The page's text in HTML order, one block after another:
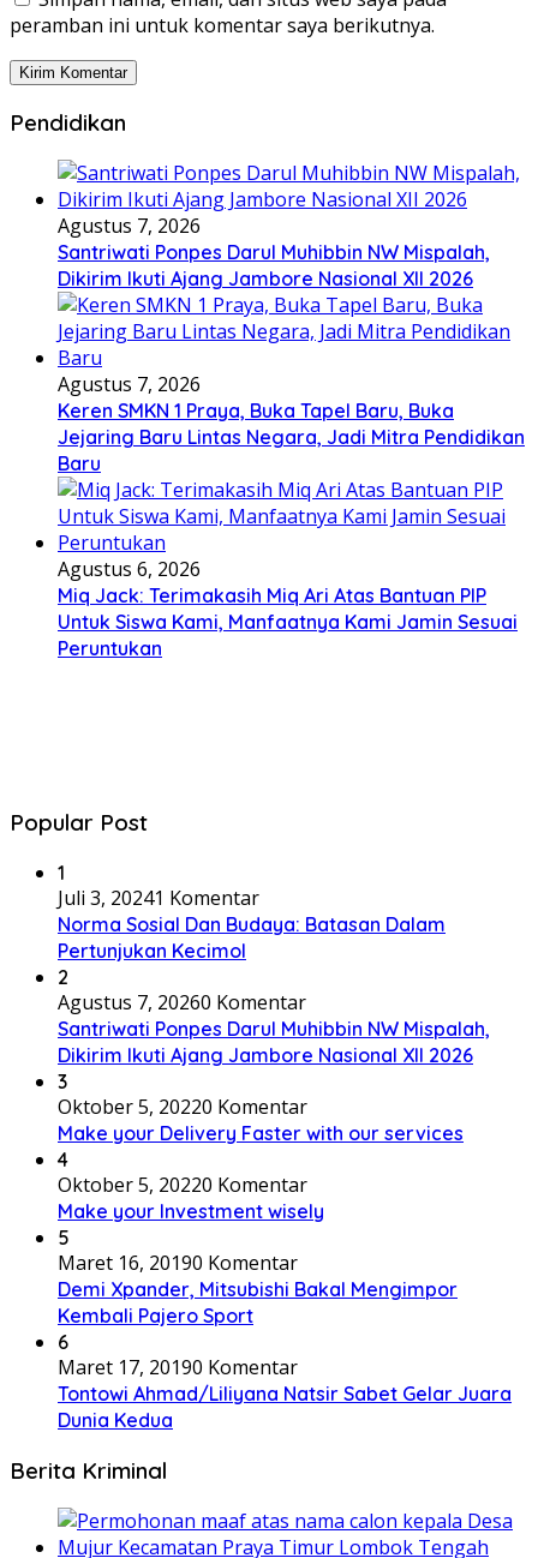
peramban ini untuk komentar saya berikutnya.
Pendidikan
Agustus 7, 2026
Santriwati Ponpes Darul Muhibbin NW Mispalah,
Dikirim Ikuti Ajang Jambore Nasional XII 2026
Agustus 7, 2026
Keren SMKN 1 Praya, Buka Tapel Baru, Buka
Jejaring Baru Lintas Negara, Jadi Mitra Pendidikan
Baru
Agustus 6, 2026
Miq Jack: Terimakasih Miq Ari Atas Bantuan PIP
Untuk Siswa Kami, Manfaatnya Kami Jamin Sesuai
Peruntukan
Popular Post
1
Juli 3, 20241 Komentar
Norma Sosial Dan Budaya: Batasan Dalam
Pertunjukan Kecimol
2
Agustus 7, 20260 Komentar
Santriwati Ponpes Darul Muhibbin NW Mispalah,
Dikirim Ikuti Ajang Jambore Nasional XII 2026
3
Oktober 5, 20220 Komentar
Make your Delivery Faster with our services
4
Oktober 5, 20220 Komentar
Make your Investment wisely
5
Maret 16, 20190 Komentar
Demi Xpander, Mitsubishi Bakal Mengimpor
Kembali Pajero Sport
6
Maret 17, 20190 Komentar
Tontowi Ahmad/Liliyana Natsir Sabet Gelar Juara
Dunia Kedua
Berita Kriminal